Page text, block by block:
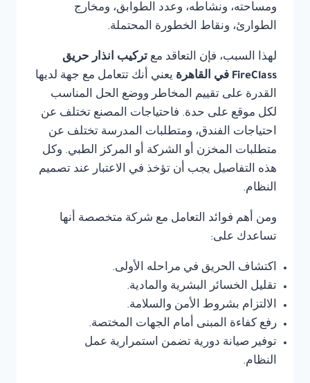
ومساحته، ونشاطه، وعدد الطوابق، ومخارج
الطوارئ، ونقاط الخطورة المحتملة.
لهذا السبب، فإن التعاقد مع تركيب انذار حريق
FireClass في القاهرة
يعني أنك تتعامل مع جهة لديها
القدرة على تقييم المخاطر ووضع الحل المناسب
لكل موقع على حدة. فاحتياجات المصنع تختلف عن
احتياجات الفندق، ومتطلبات المدرسة تختلف عن
متطلبات المخزن أو الشركة أو المركز الطبي. وكل
هذه التفاصيل يجب أن تؤخذ في الاعتبار عند تصميم
النظام.
ومن أهم فوائد التعامل مع شركة متخصصة أنها
تساعدك على:
اكتشاف الحريق في مراحله الأولى.
تقليل الخسائر البشرية والمادية.
الالتزام بشروط الأمن والسلامة.
رفع كفاءة المبنى أمام الجهات المختصة.
توفير صيانة دورية تضمن استمرارية عمل
النظام.